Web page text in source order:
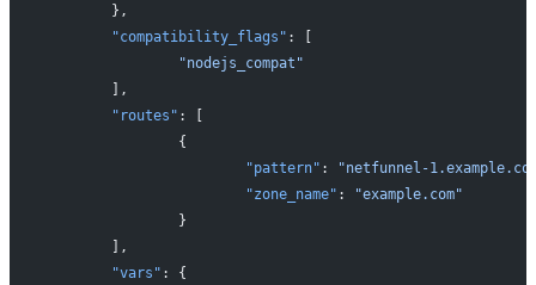
        },
        "compatibility_flags"
: [
                "nodejs_compat"
        ],
        "routes"
: [
                {
                        "pattern"
:
"netfunnel-
                        "zone_name"
:
"example.com"
                }
        ],
        "vars"
: {